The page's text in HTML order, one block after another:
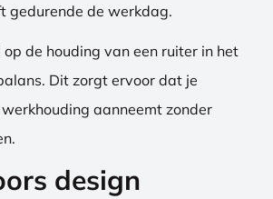
gedurende de werkdag.
de houding van een ruiter in het
Dit zorgt ervoor dat je
aanneemt zonder
design